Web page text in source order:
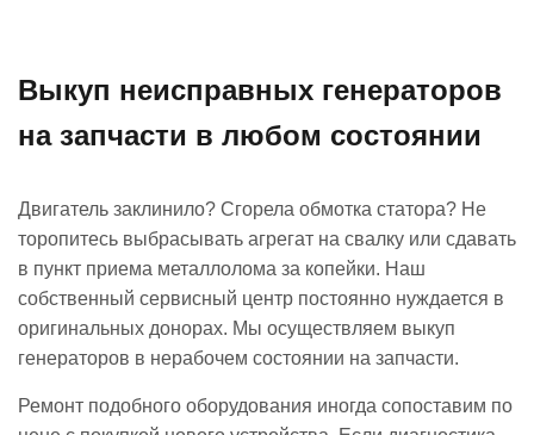
Выкуп неисправных генераторов
на запчасти в любом состоянии
Двигатель заклинило? Сгорела обмотка статора? Не
торопитесь выбрасывать агрегат на свалку или сдавать
в пункт приема металлолома за копейки. Наш
собственный сервисный центр постоянно нуждается в
оригинальных донорах. Мы осуществляем выкуп
генераторов в нерабочем состоянии на запчасти.
Ремонт подобного оборудования иногда сопоставим по